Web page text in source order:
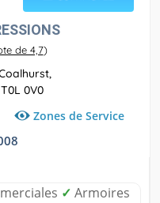
de 4,7)
0V0
Zones de Service
✓ Armoires